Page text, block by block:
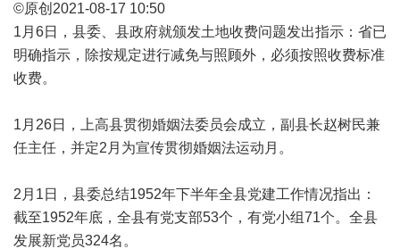
©原创2021-08-17 10:50
1月6日，县委、县政府就颁发土地收费问题发出指示：省已
明确指示，除按规定进行减免与照顾外，必须按照收费标准
收费。
1月26日，上高县贯彻婚姻法委员会成立，副县长赵树民兼
任主任，并定2月为宣传贯彻婚姻法运动月。
2月1日，县委总结1952年下半年全县党建工作情况指出：
截至1952年底，全县有党支部53个，有党小组71个。全县
发展新党员324名。